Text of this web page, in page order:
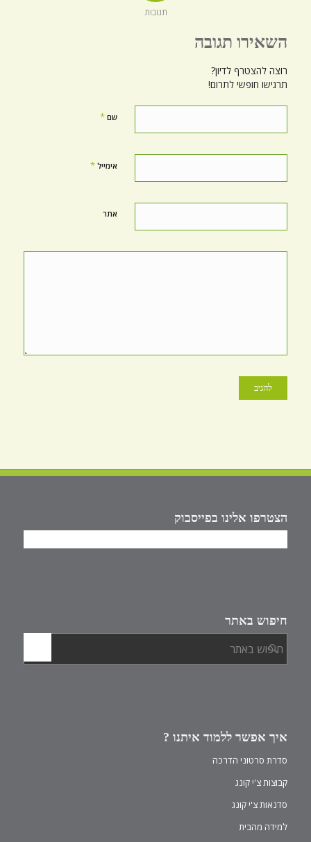
תגובות
השאירו תגובה
רוצה להצטרף לדיון?
תרגישו חופשי לתרום!
שם *
אימייל *
אתר
הצטרפו אלינו בפייסבוק
חיפוש באתר
איך אפשר ללמוד איתנו ?
סדרת סרטוני הדרכה
קבוצות צ'י קונג
סדנאות צ'י קונג
למידה מהבית